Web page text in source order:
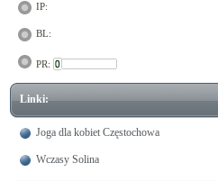
IP:
BL:
PR:
Linki:
Joga dla kobiet Częstochowa
Wczasy Solina